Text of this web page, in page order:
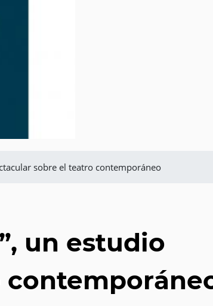
sobre el teatro contemporáneo
un estudio